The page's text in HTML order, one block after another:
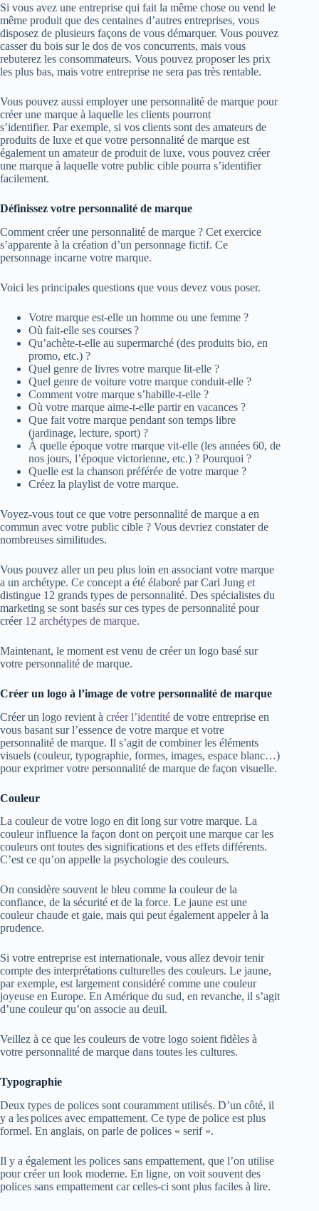
Si vous avez une entreprise qui fait la même chose ou vend le
même produit que des centaines d’autres entreprises, vous
disposez de plusieurs façons de vous démarquer. Vous pouvez
casser du bois sur le dos de vos concurrents, mais vous
rebuterez les consommateurs. Vous pouvez proposer les prix
les plus bas, mais votre entreprise ne sera pas très rentable.
Vous pouvez aussi employer une personnalité de marque pour
créer une marque à laquelle les clients pourront
s’identifier. Par exemple, si vos clients sont des amateurs de
produits de luxe et que votre personnalité de marque est
également un amateur de produit de luxe, vous pouvez créer
une marque à laquelle votre public cible pourra s’identifier
facilement.
Définissez votre personnalité de marque
Comment créer une personnalité de marque ? Cet exercice
s’apparente à la création d’un personnage fictif. Ce
personnage incarne votre marque.
Voici les principales questions que vous devez vous poser.
Votre marque est-elle un homme ou une femme ?
Où fait-elle ses courses ?
Qu’achète-t-elle au supermarché (des produits bio, en
promo, etc.) ?
Quel genre de livres votre marque lit-elle ?
Quel genre de voiture votre marque conduit-elle ?
Comment votre marque s’habille-t-elle ?
Où votre marque aime-t-elle partir en vacances ?
Que fait votre marque pendant son temps libre
(jardinage, lecture, sport) ?
À quelle époque votre marque vit-elle (les années 60, de
nos jours, l’époque victorienne, etc.) ? Pourquoi ?
Quelle est la chanson préférée de votre marque ?
Créez la playlist de votre marque.
Voyez-vous tout ce que votre personnalité de marque a en
commun avec votre public cible ? Vous devriez constater de
nombreuses similitudes.
Vous pouvez aller un peu plus loin en associant votre marque
a un archétype. Ce concept a été élaboré par Carl Jung et
distingue 12 grands types de personnalité. Des spécialistes du
marketing se sont basés sur ces types de personnalité pour
créer 12 archétypes de marque.
Maintenant, le moment est venu de créer un logo basé sur
votre personnalité de marque.
Créer un logo à l’image de votre personnalité de marque
Créer un logo revient à créer l’identité de votre entreprise en
vous basant sur l’essence de votre marque et votre
personnalité de marque. Il s’agit de combiner les éléments
visuels (couleur, typographie, formes, images, espace blanc…)
pour exprimer votre personnalité de marque de façon visuelle.
Couleur
La couleur de votre logo en dit long sur votre marque. La
couleur influence la façon dont on perçoit une marque car les
couleurs ont toutes des significations et des effets différents.
C’est ce qu’on appelle la psychologie des couleurs.
On considère souvent le bleu comme la couleur de la
confiance, de la sécurité et de la force. Le jaune est une
couleur chaude et gaie, mais qui peut également appeler à la
prudence.
Si votre entreprise est internationale, vous allez devoir tenir
compte des interprétations culturelles des couleurs. Le jaune,
par exemple, est largement considéré comme une couleur
joyeuse en Europe. En Amérique du sud, en revanche, il s’agit
d’une couleur qu’on associe au deuil.
Veillez à ce que les couleurs de votre logo soient fidèles à
votre personnalité de marque dans toutes les cultures.
Typographie
Deux types de polices sont couramment utilisés. D’un côté, il
y a les polices avec empattement. Ce type de police est plus
formel. En anglais, on parle de polices « serif ».
Il y a également les polices sans empattement, que l’on utilise
pour créer un look moderne. En ligne, on voit souvent des
polices sans empattement car celles-ci sont plus faciles à lire.